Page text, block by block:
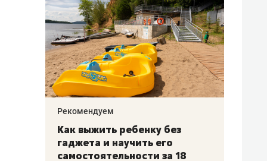
–
Рекомендуем
Как выжить ребенку без
гаджета и научить его
самостоятельности за 18